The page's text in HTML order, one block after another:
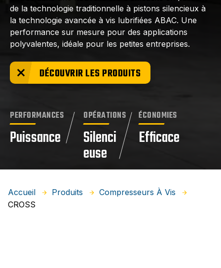
de la technologie traditionnelle à pistons silencieux à
la technologie avancée à vis lubrifiées ABAC. Une
performance sur mesure pour des applications
polyvalentes, idéale pour les petites entreprises.
DÉCOUVRIR LES PRODUITS
PERFORMANCES
Puissance
OPÉRATIONS
Silenci
euse
ÉCONOMIES
Efficace
Accueil Produits
Compresseurs À Vis
CROSS